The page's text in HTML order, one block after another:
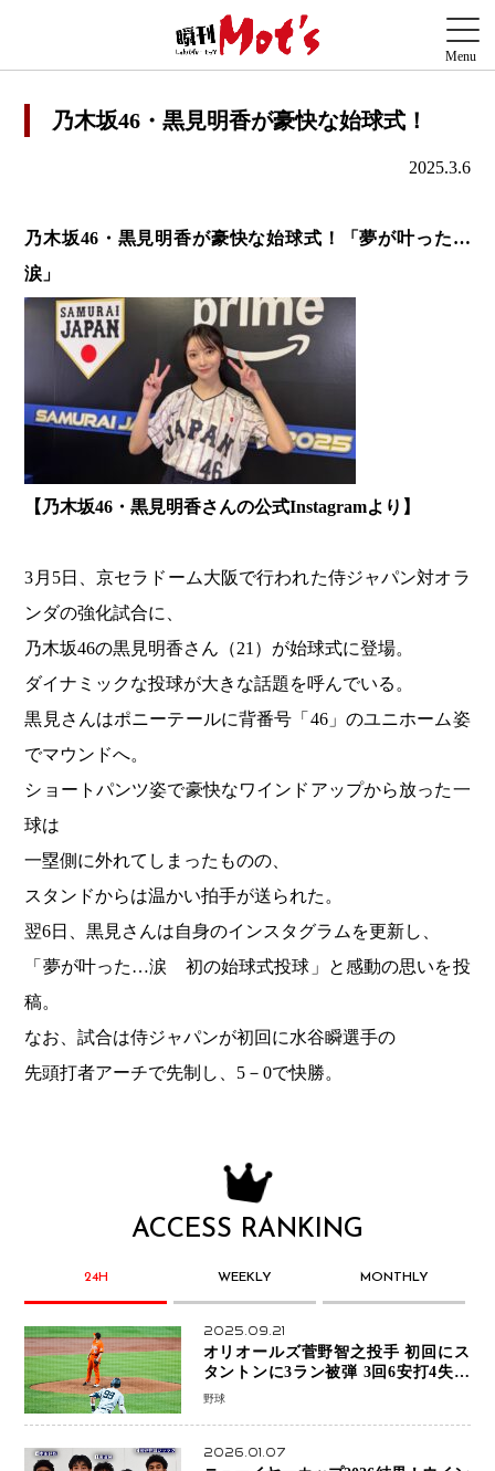
乃木坂46・黒見明香が豪快な始球式！
2025.3.6
乃木坂46・黒見明香が豪快な始球式！
「夢が叶った…
涙」
【乃木坂46・黒見明香さんの公式Instagramより】
3月5日、京セラドーム大阪で行われた侍ジャパン対オラ
ンダの強化試合に、
乃木坂46の黒見明香さん（21）が始球式に登場。
ダイナミックな投球が大きな話題を呼んでいる。
黒見さんはポニーテールに背番号「46」のユニホーム姿
でマウンドへ。
ショートパンツ姿で豪快なワインドアップから放った一
球は
一塁側に外れてしまったものの、
スタンドからは温かい拍手が送られた。
翌6日、黒見さんは自身のインスタグラムを更新し、
「夢が叶った…涙 初の始球式投球」と感動の思いを投
稿。
なお、試合は侍ジャパンが初回に水谷瞬選手の
先頭打者アーチで先制し、5－0で快勝。
ACCESS RANKING
24H WEEKLY MONTHLY
2025.09.21
オリオールズ菅野智之投手 初回にス
タントンに3ラン被弾 3回6安打4失点
で降板
野球
2026.01.07